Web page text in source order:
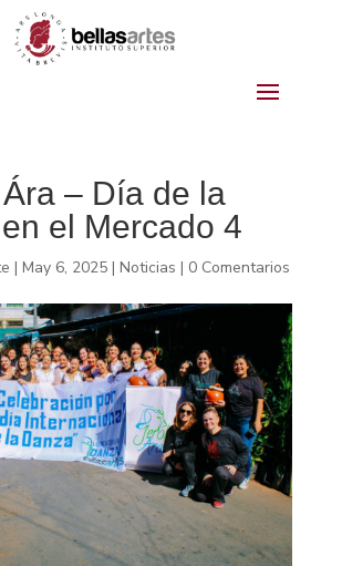
– Día de la
el Mercado 4
| May 6, 2025| Noticias | 0 Comentarios